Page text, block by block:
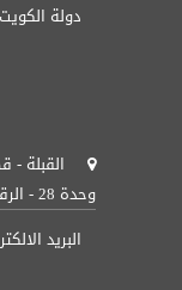
دولة الكويت
وحدة 28 - الرقم الآلي للوحدة 22206763
البريد